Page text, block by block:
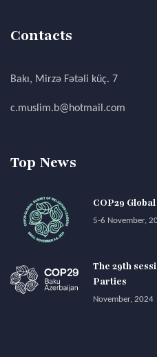
Contacts
Bakı, Mirzə Fətəli küç. 7
c.muslim.b@hotmail.com
Top News
COP29
5-6 November,
The 29th
Parties
November, 2024